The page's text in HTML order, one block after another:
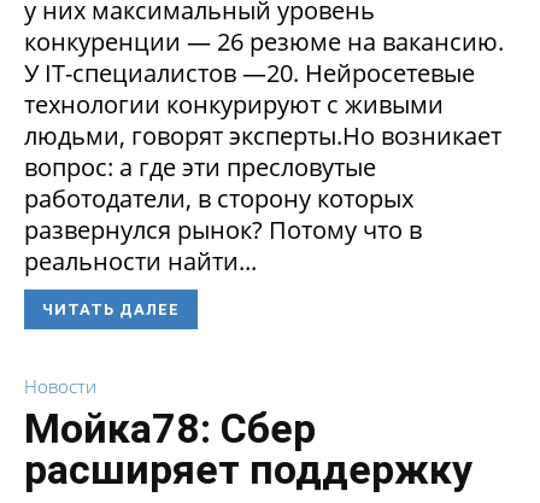
у них максимальный уровень
конкуренции — 26 резюме на вакансию.
У IT-специалистов —20. Нейросетевые
технологии конкурируют с живыми
людьми, говорят эксперты.Но возникает
вопрос: а где эти пресловутые
работодатели, в сторону которых
развернулся рынок? Потому что в
реальности найти...
ЧИТАТЬ ДАЛЕЕ
Новости
Мойка78: Сбер
расширяет поддержку